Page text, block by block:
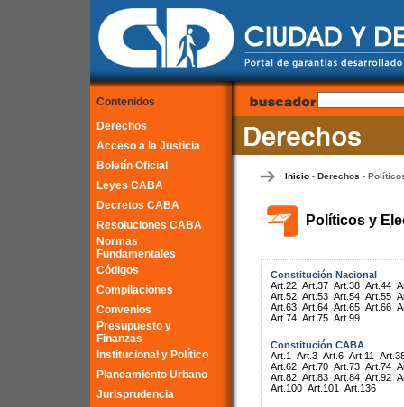
Contenidos
Derechos
Acceso a la Justicia
Boletín Oficial
Leyes CABA
Decretos CABA
Resoluciones CABA
Normas
Fundamentales
Códigos
Compilaciones
Convenios
Presupuesto y
Finanzas
Institucional y Político
Planeamiento Urbano
Jurisprudencia
Inicio- Derechos -
Políticos y
Constitución Nacional
Art.22 Art.37 Art.38 Art.44
Art.52 Art.53 Art.54 Art.55
Art.63 Art.64 Art.65 Art.66
Art.74 Art.75 Art.99
Constitución CABA
Art.1
Art.3 Art.6 Art.11
Art.62 Art.70 Art.73 Art.74
Art.82 Art.83 Art.84 Art.92
Art.100 Art.101 Art.136